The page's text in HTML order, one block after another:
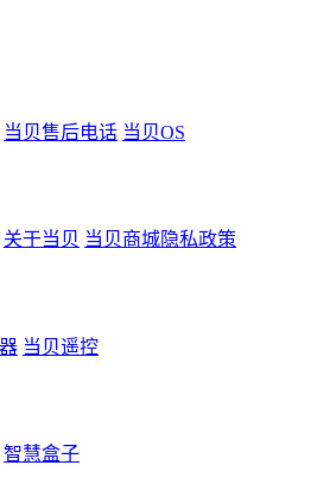
当贝售后电话 当贝OS
关于当贝 当贝商城隐私政策
当贝遥控
智慧盒子